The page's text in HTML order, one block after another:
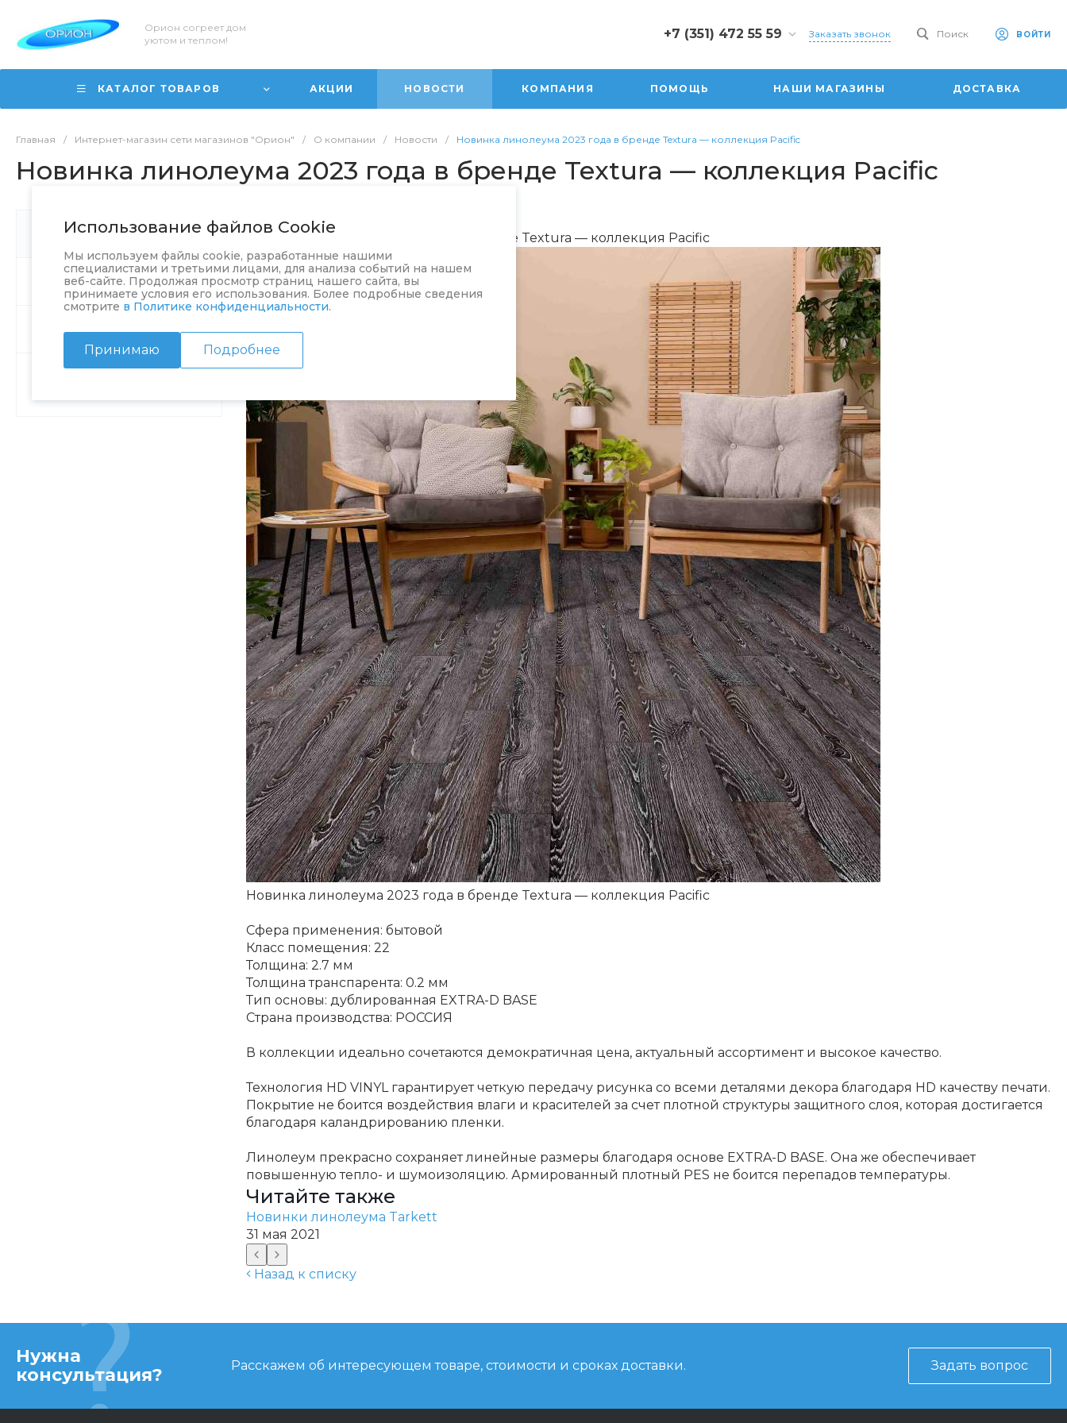
Орион согреет дом
уютом и теплом!
+7 (351) 472 55 59
+7 (351) 472 55 59
г. Юрюзань, ул.
Вск 10:00-16:00
sale@oriondom.ru
Заказать звонок Поиск ВОЙТИ
КАТАЛОГ ТОВАРОВ АКЦИИ НОВОСТИ КОМПАНИЯ ПОМОЩЬ НАШИ МАГАЗИНЫ ДОСТАВКА
Главная / Интернет-магазин сети магазинов "Орион" / О компании / Новости / Новинка линолеума 2023 года в бренде Textura — коллекция Pacific
Новинка линолеума 2023 года в бренде Textura — коллекция Pacific
Использование файлов Cookie
Мы используем файлы cookie, разработанные нашими
специалистами и третьими лицами, для анализа событий на нашем
веб-сайте. Продолжая просмотр страниц нашего сайта, вы
принимаете условия его использования. Более подробные сведения
смотрите в Политике конфиденциальности.
Принимаю Подробнее
Новости
Статьи
Вакансии
1 фев 2023
Новинка линолеума 2023 года в бренде Textura — коллекция Pacific
Новинка линолеума 2023 года в бренде Textura — коллекция Pacific
Сфера применения: бытовой
Класс помещения: 22
Толщина: 2.7 мм
Толщина транспарента: 0.2 мм
Тип основы: дублированная EXTRA-D BASE
Страна производства: РОССИЯ
В коллекции идеально сочетаются демократичная цена, актуальный ассортимент и высокое качество.
Технология HD VINYL гарантирует четкую передачу рисунка со всеми деталями декора благодаря HD качеству печати.
Покрытие не боится воздействия влаги и красителей за счет плотной структуры защитного слоя, которая достигается
благодаря каландрированию пленки.
Линолеум прекрасно сохраняет линейные размеры благодаря основе EXTRA-D BASE. Она же обеспечивает
повышенную тепло- и шумоизоляцию. Армированный плотный PES не боится перепадов температуры.
Читайте также
Новинки линолеума Tarkett
31 мая 2021
Назад к списку
Нужна
консультация?
Расскажем об интересующем товаре, стоимости и сроках доставки. Задать вопрос